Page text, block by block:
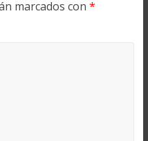
marcados con *